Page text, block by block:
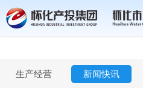
世界杯官网线上平
生产经营 新闻快讯